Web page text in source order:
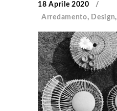
18 Aprile 2020
Arredamento, Design,